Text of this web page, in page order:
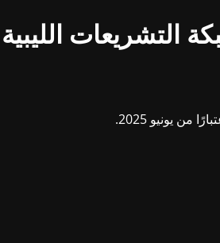
التشريعات
يونيو 2025.